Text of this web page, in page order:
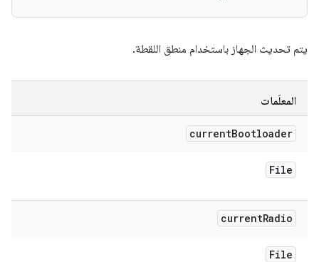
يتم تحديث الجهاز باستخدام منطق اللقطة.
المعلَمات
currentBootloader
File
currentRadio
File